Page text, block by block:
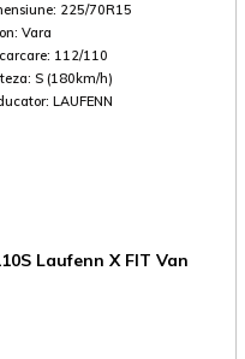
225/70R15
Vara
112/110
S (180km/h)
LAUFENN
Laufenn X FIT Van